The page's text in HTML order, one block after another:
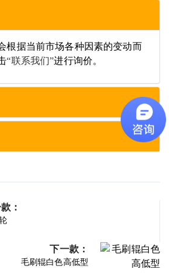
根据当前市场各种因素的变动而
“联系我们”进行询价。
款：
下一款：
毛刷辊白色高低型